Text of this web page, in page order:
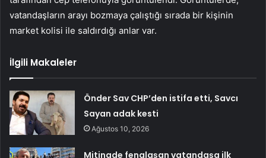
vatandaşların arayı bozmaya çalıştığı sırada bir kişinin
market kolisi ile saldırdığı anlar var.
İlgili Makaleler
Önder Sav CHP’den istifa etti, Savcı
Sayan adak kesti
Ağustos 10, 2026
Mitingde fenalaşan vatandaşa ilk